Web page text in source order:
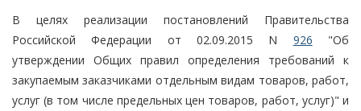
В целях реализации постановлений Правительства
Российской Федерации от 02.09.2015 N 926 "Об
утверждении Общих правил определения требований к
закупаемым заказчиками отдельным видам товаров, работ,
услуг (в том числе предельных цен товаров, работ, услуг)" и